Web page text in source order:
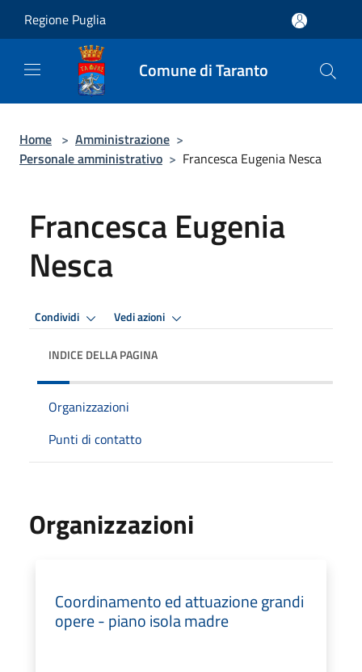
Regione Puglia
Comune di Taranto
Home > Amministrazione >
Personale amministrativo > Francesca Eugenia Nesca
Francesca Eugenia
Nesca
Condividi Vedi azioni
INDICE DELLA PAGINA
Organizzazioni
Punti di contatto
Organizzazioni
Coordinamento ed attuazione grandi
opere - piano isola madre